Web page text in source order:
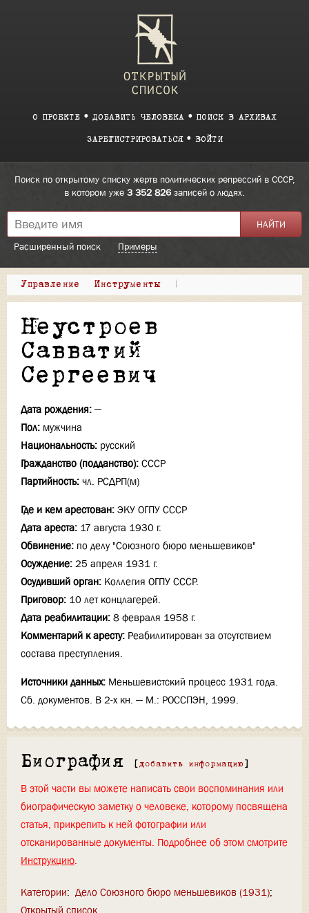
О ПРОЕКТЕ ДОБАВИТЬ ЧЕЛОВЕКА ПОИСК В АРХИВАХ
ЗАРЕГИСТРИРОВАТЬСЯ ВОЙТИ
Поиск по открытому списку жертв политических репрессий в СССР,
в котором уже 3 352 826записей о людях.
Расширенный поиск Примеры
Управление Инструменты |
Неустроев
Савватий
Сергеевич
Дата рождения: —
Пол: мужчина
Национальность: русский
Гражданство (подданство): СССР
Партийность: чл. РСДРП(м)
Где и кем арестован: ЭКУ ОГПУ СССР
Дата ареста: 17 августа 1930 г.
Обвинение: по делу "Союзного бюро меньшевиков"
Осуждение: 25 апреля 1931 г.
Осудивший орган: Коллегия ОГПУ СССР.
Приговор: 10 лет концлагерей.
Дата реабилитации: 8 февраля 1958 г.
Комментарий к аресту: Реабилитирован за отсутствием
состава преступления.
Источники данных: Меньшевистский процесс 1931 года.
Сб. документов. В 2-х кн. — М.: РОССПЭН, 1999.
Биография [ добавить информацию ]
В этой части вы можете написать свои воспоминания или
биографическую заметку о человеке, которому посвящена
статья, прикрепить к ней фотографии или
отсканированные документы. Подробнее об этом смотрите
Инструкцию.
Категории: Дело Союзного бюро меньшевиков (1931)
Открытый список